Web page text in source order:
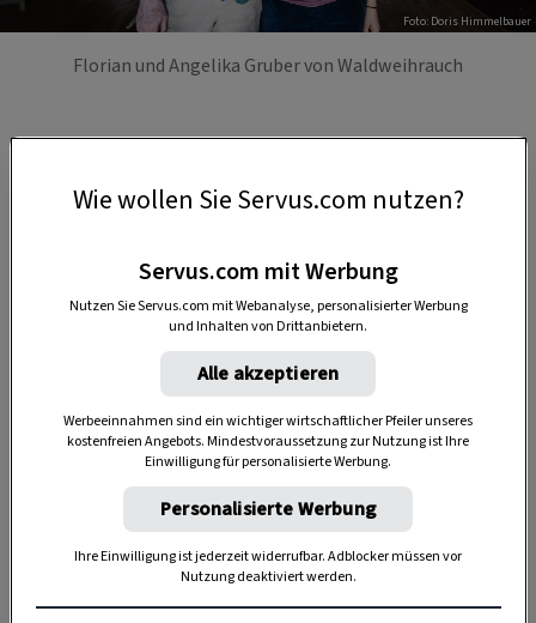
Foto: Doris Himmelbauer
Florian und Angelika Gruber von Waldweihrauch
Anzeige
Wie wollen Sie Servus.com nutzen?
Servus.com mit Werbung
Nutzen Sie Servus.com mit Webanalyse, personalisierter Werbung
und Inhalten von Drittanbietern.
Alle akzeptieren
Werbeeinnahmen sind ein wichtiger wirtschaftlicher Pfeiler unseres
kostenfreien Angebots. Mindestvoraussetzung zur Nutzung ist Ihre
Einwilligung für personalisierte Werbung.
Personalisierte Werbung
Ihre Einwilligung ist jederzeit widerrufbar. Adblocker müssen vor
Nutzung deaktiviert werden.